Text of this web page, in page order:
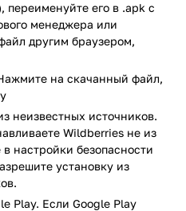
доставка курьером до
в короткие сроки. Доставка
России.
заказов с фирменным
За примерку
бесплатная. Проверьте перед
Посмотрите на карте,
есть наш пункт!
переименуйте его в .apk с
менеджера или
другим браузером,
на скачанный файл,
неизвестных источников.
Wildberries не из
настройки безопасности
установку из
Play. Если Google Play